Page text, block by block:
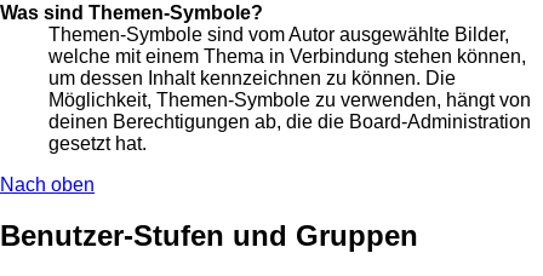
Was sind Themen-Symbole?
Themen-Symbole sind vom Autor ausgewählte Bilder,
welche mit einem Thema in Verbindung stehen können,
um dessen Inhalt kennzeichnen zu können. Die
Möglichkeit, Themen-Symbole zu verwenden, hängt von
deinen Berechtigungen ab, die die Board-Administration
gesetzt hat.
Nach oben
Benutzer-Stufen und Gruppen